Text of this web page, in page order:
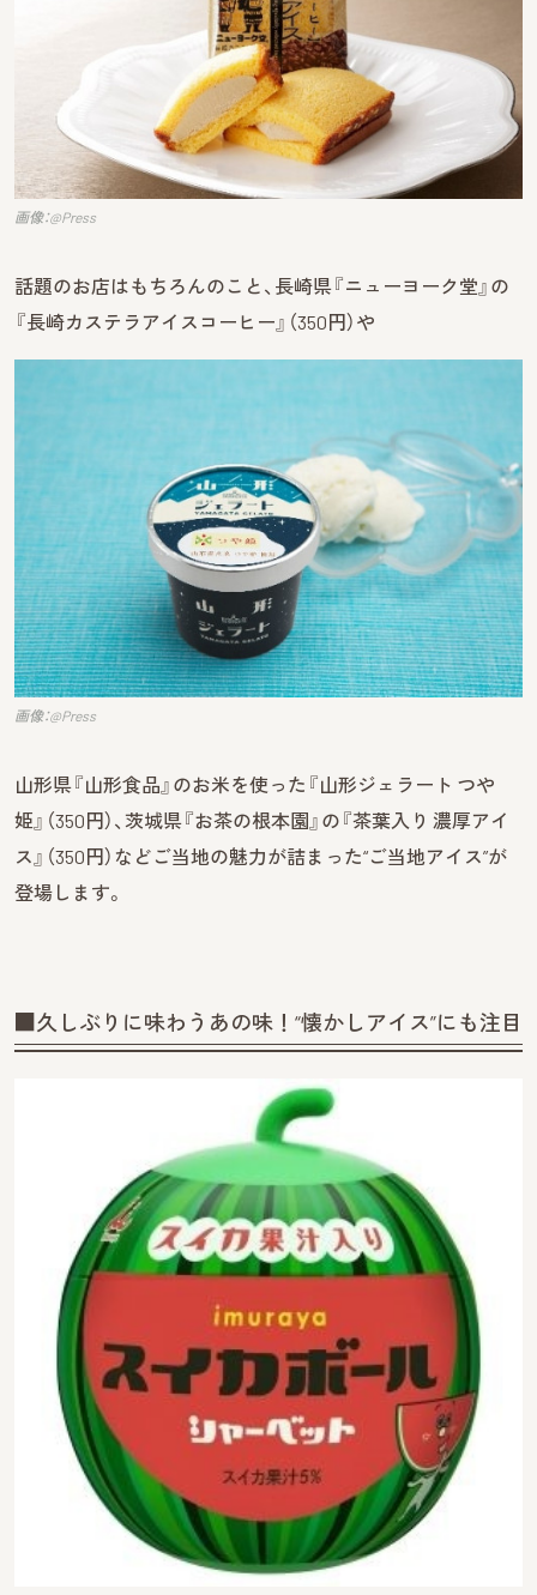
画像：@Press
話題のお店はもちろんのこと、長崎県『ニューヨーク堂』の
『長崎カステラアイスコーヒー』（350円）や
画像：@Press
山形県『山形食品』のお米を使った『山形ジェラート つや
姫』（350円）、茨城県『お茶の根本園』の『茶葉入り 濃厚アイ
ス』（350円）などご当地の魅力が詰まった“ご当地アイス”が
登場します。
■久しぶりに味わうあの味！“懐かしアイス”にも注目